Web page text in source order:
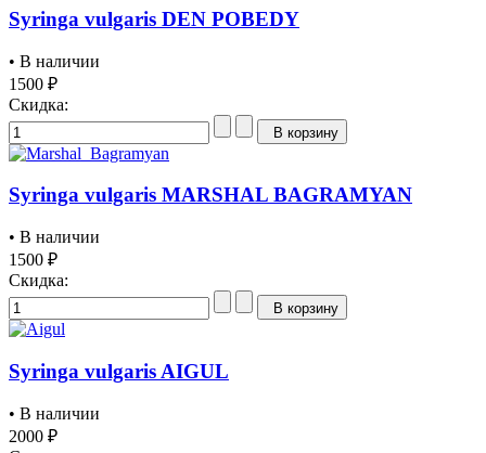
Syringa vulgaris DEN POBEDY
• В наличии
1500 ₽
Скидка:
В корзину
Syringa vulgaris MARSHAL BAGRAMYAN
• В наличии
1500 ₽
Скидка:
В корзину
Syringa vulgaris AIGUL
• В наличии
2000 ₽